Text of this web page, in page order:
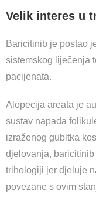
Velik interes u
Baricitinib je postao
sistemskog liječenja
pacijenata.
Alopecija areata je
sustav napada
izraženog gubitka
djelovanja,
trihologiji jer djeluje
povezane s ovim